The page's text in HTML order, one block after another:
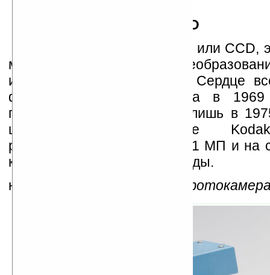
CCD
Charged Coupled Display или CCD,
матрица, служащая для
информации в цифровую. Сердце
фотоаппаратов, изобретена в
практическое применение лишь в
цифровом фотоаппарате
разрешение было тогда 0,01 МП и на
кадра требовалось 23 секунды.
на фото:
первая цифровая